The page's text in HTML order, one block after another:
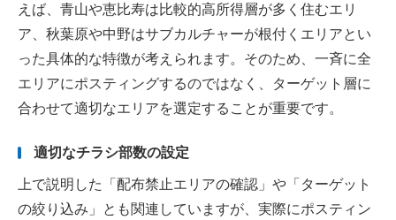
えば、青山や恵比寿は比較的高所得層が多く住むエリ
ア、秋葉原や中野はサブカルチャーが根付くエリアとい
った具体的な特徴が考えられます。そのため、一斉に全
エリアにポスティングするのではなく、ターゲット層に
合わせて適切なエリアを選定することが重要です。
適切なチラシ部数の設定
上で説明した「配布禁止エリアの確認」や「ターゲット
の絞り込み」とも関連していますが、実際にポスティン